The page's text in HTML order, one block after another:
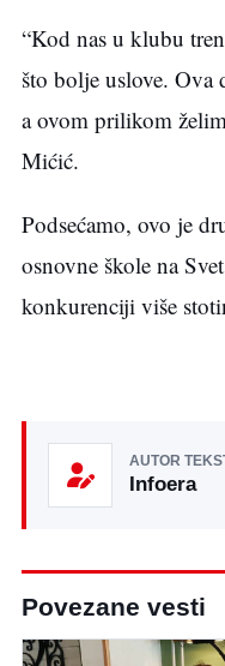
“Kod nas u klubu
što bolje uslove. Ova
a ovom prilikom
Mićić.
Podsećamo, ovo je
osnovne škole na
konkurenciji više
AUTOR
Infoera
Povezane vesti